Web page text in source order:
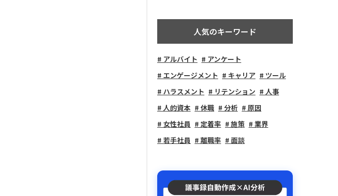
人気のキーワード
アルバイト
アンケート
エンゲージメント
キャリア
ツール
ハラスメント
リテンション
人事
人的資本
休職 分析
原因
女性社員
定着率 施策
業界
若手社員
離職率 面談